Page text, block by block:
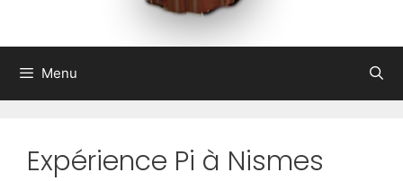
Menu
Expérience Pi à Nismes